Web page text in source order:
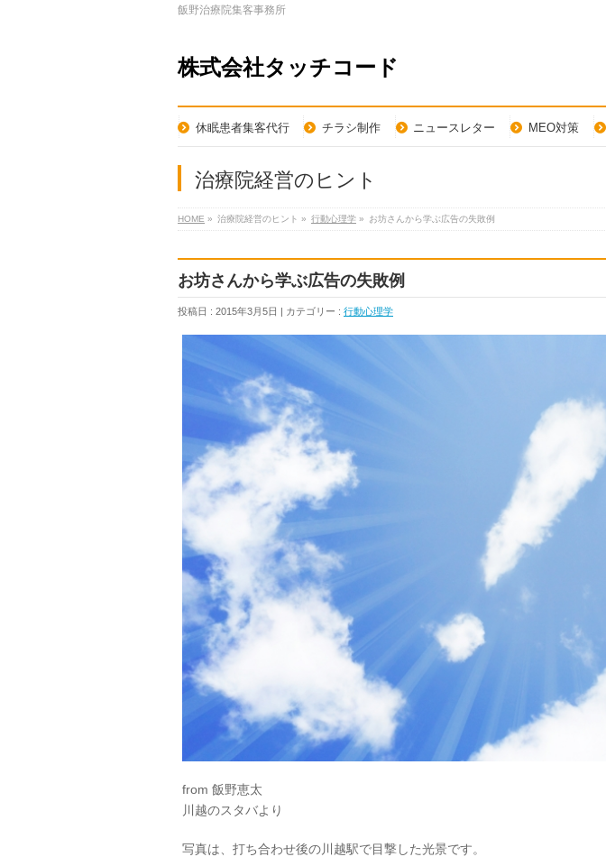
飯野治療院集客事務所
株式会社タッチコード
休眠患者集客代行 チラシ制作 ニュースレター MEO対策
治療院経営のヒント
HOME » 治療院経営のヒント » 行動心理学 » お坊さんから学ぶ広告の失敗例
お坊さんから学ぶ広告の失敗例
投稿日 : 2015年3月5日 | カテゴリー : 行動心理学
from 飯野恵太
川越のスタバより
写真は、打ち合わせ後の川越駅で目撃した光景です。